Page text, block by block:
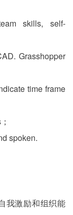
skills, self-
Grasshopper
time frame
spoken.
我激励和组织能